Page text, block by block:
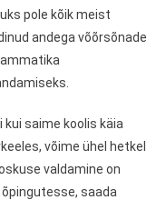
pole kõik meist
andega võõrsõnade
kui saime koolis käia
võime ühel hetkel
valdamine on
saada